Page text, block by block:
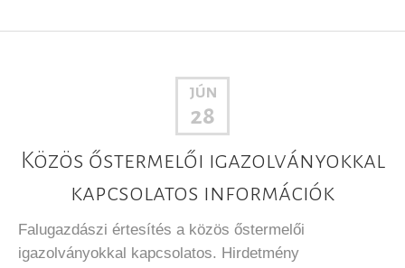
JÚN
28
Közös őstermelői igazolványokkal
kapcsolatos információk
Falugazdászi értesítés a közös őstermelői
igazolványokkal kapcsolatos. Hirdetmény